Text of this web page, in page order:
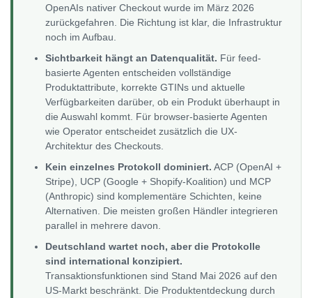
OpenAIs nativer Checkout wurde im März 2026
zurückgefahren. Die Richtung ist klar, die Infrastruktur
noch im Aufbau.
Sichtbarkeit hängt an Datenqualität. Für feed-
basierte Agenten entscheiden vollständige
Produktattribute, korrekte GTINs und aktuelle
Verfügbarkeiten darüber, ob ein Produkt überhaupt in
die Auswahl kommt. Für browser-basierte Agenten
wie Operator entscheidet zusätzlich die UX-
Architektur des Checkouts.
Kein einzelnes Protokoll dominiert. ACP (OpenAI +
Stripe), UCP (Google + Shopify-Koalition) und MCP
(Anthropic) sind komplementäre Schichten, keine
Alternativen. Die meisten großen Händler integrieren
parallel in mehrere davon.
Deutschland wartet noch, aber die Protokolle
sind international konzipiert.
Transaktionsfunktionen sind Stand Mai 2026 auf den
US-Markt beschränkt. Die Produktentdeckung durch